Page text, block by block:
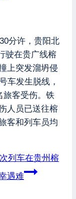
分许，贵阳北
驶在贵广线榕
上突发溜坍侵
车发生脱线，
旅客受伤。铁
人员已送往榕
客和列车员均
列车在贵州榕
遇难